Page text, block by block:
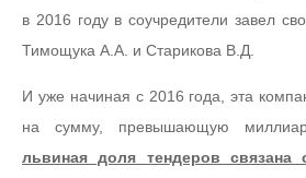
в 2016 году в соучредители завел
Тимощука А.А. и Старикова В.Д.
И уже начиная с 2016 года, эта
на сумму, превышающую
львиная доля тендеров